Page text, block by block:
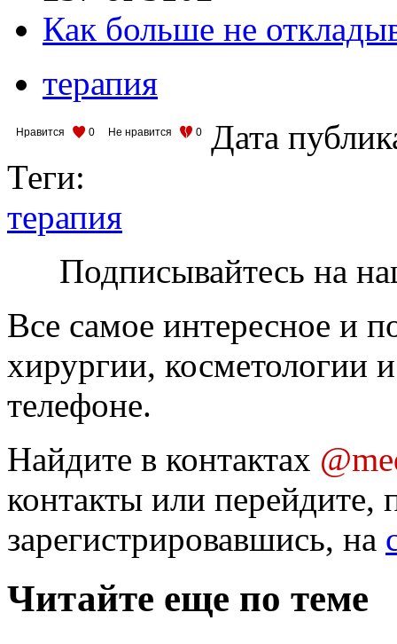
Как больше не
терапия
Нравится 0 Не нравится 0
Дата
Теги:
терапия
Подписывайтесь на
Все самое интересное и
хирургии, косметологии
телефоне.
Найдите в контактах
контакты или перейдите,
зарегистрировавшись, на
Читайте еще по теме